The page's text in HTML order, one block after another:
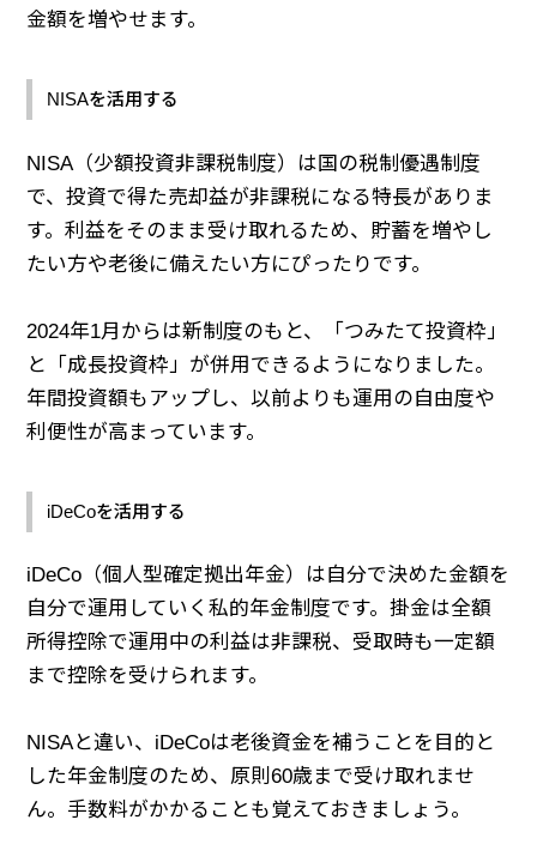
金額を増やせます。
NISAを活用する
NISA（少額投資非課税制度）は国の税制優遇制度
で、投資で得た売却益が非課税になる特長がありま
す。利益をそのまま受け取れるため、貯蓄を増やし
たい方や老後に備えたい方にぴったりです。
2024年1月からは新制度のもと、「つみたて投資枠」
と「成長投資枠」が併用できるようになりました。
年間投資額もアップし、以前よりも運用の自由度や
利便性が高まっています。
iDeCoを活用する
iDeCo（個人型確定拠出年金）は自分で決めた金額を
自分で運用していく私的年金制度です。掛金は全額
所得控除で運用中の利益は非課税、受取時も一定額
まで控除を受けられます。
NISAと違い、iDeCoは老後資金を補うことを目的と
した年金制度のため、原則60歳まで受け取れませ
ん。手数料がかかることも覚えておきましょう。